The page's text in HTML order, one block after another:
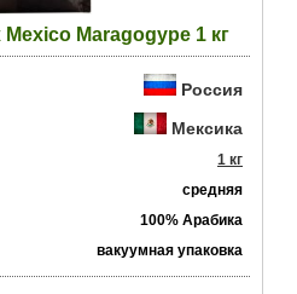
Maragogype 1 кг
Россия
Мексика
1 кг
средняя
100% Арабика
вакуумная упаковка